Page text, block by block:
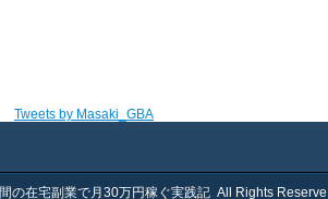
Tweets by Masaki_GBA
の在宅副業で月30万円稼ぐ実践記 All Rights Reserve